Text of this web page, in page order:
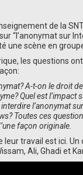
de la
“l’anonymat sur
une scène en
les questions
A-t-on le droit
Quel est l’impact
l’anonymat
Toutes ces
façon originale.
leur travail est ici.
Ali, Ghadi et